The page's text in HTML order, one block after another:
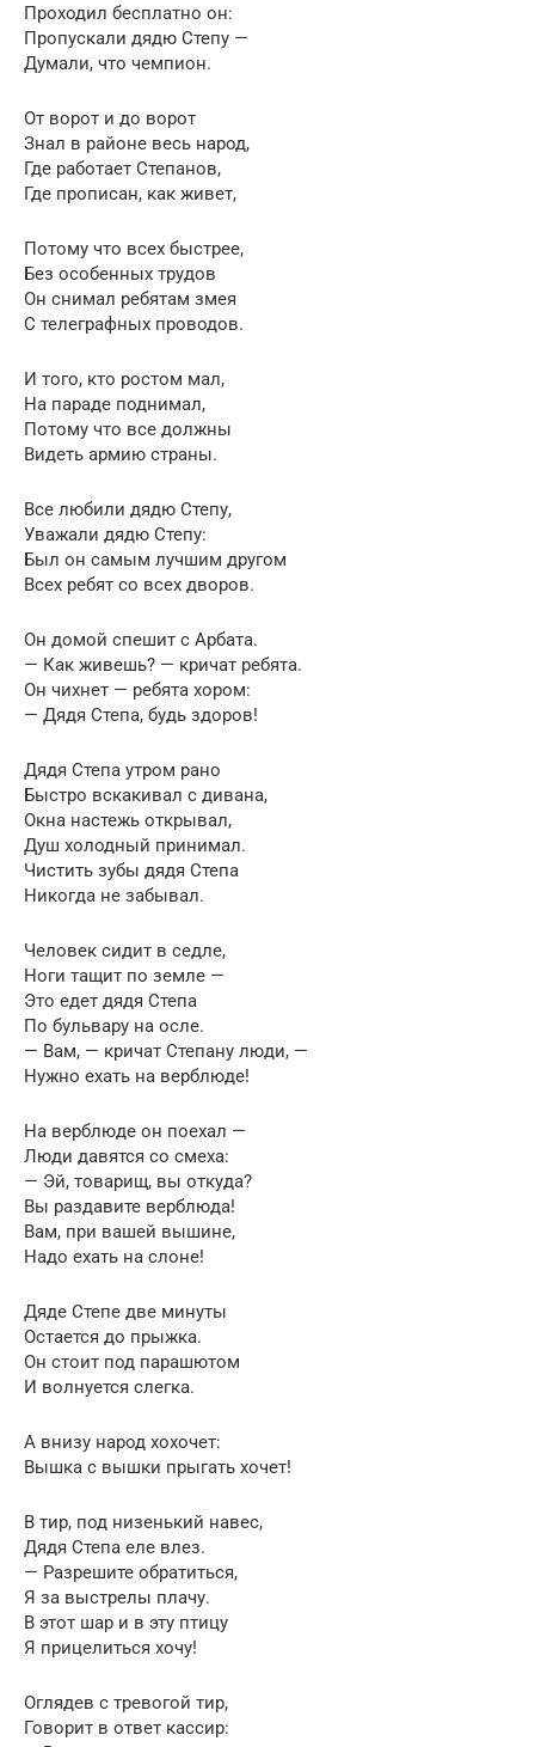
Проходил бесплатно он:
Пропускали дядю Степу —
Думали, что чемпион.
От ворот и до ворот
Знал в районе весь народ,
Где работает Степанов,
Где прописан, как живет,
Потому что всех быстрее,
Без особенных трудов
Он снимал ребятам змея
С телеграфных проводов.
И того, кто ростом мал,
На параде поднимал,
Потому что все должны
Видеть армию страны.
Все любили дядю Степу,
Уважали дядю Степу:
Был он самым лучшим другом
Всех ребят со всех дворов.
Он домой спешит с Арбата.
— Как живешь? — кричат ребята.
Он чихнет — ребята хором:
— Дядя Степа, будь здоров!
Дядя Степа утром рано
Быстро вскакивал с дивана,
Окна настежь открывал,
Душ холодный принимал.
Чистить зубы дядя Степа
Никогда не забывал.
Человек сидит в седле,
Ноги тащит по земле —
Это едет дядя Степа
По бульвару на осле.
— Вам, — кричат Степану люди, —
Нужно ехать на верблюде!
На верблюде он поехал —
Люди давятся со смеха:
— Эй, товарищ, вы откуда?
Вы раздавите верблюда!
Вам, при вашей вышине,
Надо ехать на слоне!
Дяде Степе две минуты
Остается до прыжка.
Он стоит под парашютом
И волнуется слегка.
А внизу народ хохочет:
Вышка с вышки прыгать хочет!
В тир, под низенький навес,
Дядя Степа еле влез.
— Разрешите обратиться,
Я за выстрелы плачу.
В этот шар и в эту птицу
Я прицелиться хочу!
Оглядев с тревогой тир,
Говорит в ответ кассир: